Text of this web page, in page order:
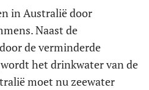
in Australië door
Naast de
de verminderde
het drinkwater van de
moet nu zeewater